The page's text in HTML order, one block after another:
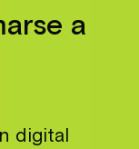
a
digital